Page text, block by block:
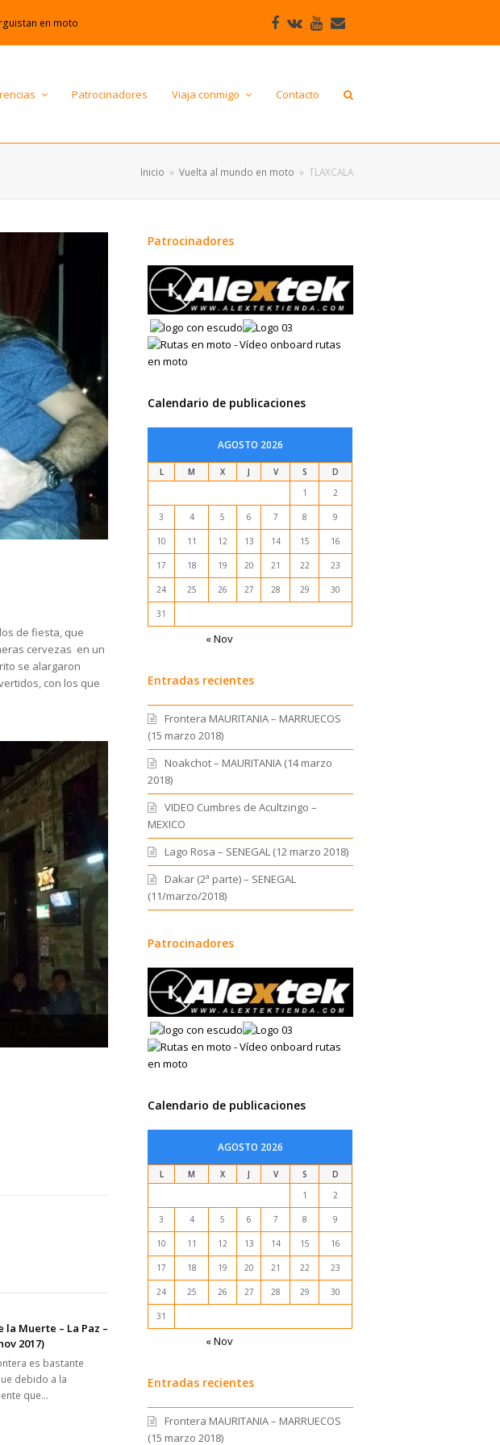
en moto Facebook
VK Youtube
electrónico
Patrocinadores Viaja conmigo Contacto
Inicio » Vuelta al mundo en moto » TLAXCALA
de fiesta, que
cervezas en un
se alargaron
con los que
la Muerte – La Paz –
2017)
es bastante
debido a la
que…
Patrocinadores
Calendario de publicaciones
AGOSTO 2026
L M X J V S
D
1
2
3 4 5 6 7 8 9
10 11 12 13 14 15 16
17 18 19 20 21 22 23
24 25 26 27 28 29 30
31
« Nov
Entradas recientes
Frontera MAURITANIA – MARRUECOS
(15 marzo 2018)
Noakchot – MAURITANIA (14 marzo
2018)
VIDEO Cumbres de Acultzingo –
MEXICO
Lago Rosa – SENEGAL (12 marzo 2018)
Dakar (2ª parte) – SENEGAL
(11/marzo/2018)
Patrocinadores
Calendario de publicaciones
AGOSTO 2026
L M X J V S
D
1
2
3 4 5 6 7 8 9
10 11 12 13 14 15 16
17 18 19 20 21 22 23
24 25 26 27 28 29 30
31
« Nov
Entradas recientes
Frontera MAURITANIA – MARRUECOS
(15 marzo 2018)